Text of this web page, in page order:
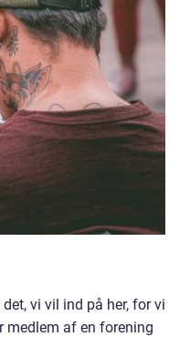
vi vil ind på her, for vi
medlem af en forening